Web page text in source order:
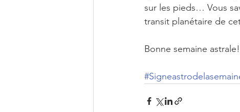
sur les pieds… Vous
transit planétaire de
Bonne semaine astrale!